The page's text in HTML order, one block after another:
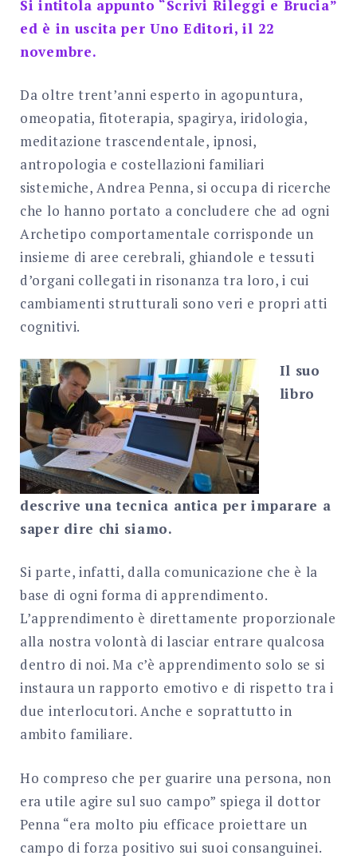
Si intitola appunto “Scrivi Rileggi e Brucia”
ed è in uscita per Uno Editori, il 22
novembre.
Da oltre trent’anni esperto in agopuntura,
omeopatia, fitoterapia, spagirya, iridologia,
meditazione trascendentale, ipnosi,
antropologia e costellazioni familiari
sistemiche, Andrea Penna, si occupa di ricerche
che lo hanno portato a concludere che ad ogni
Archetipo comportamentale corrisponde un
insieme di aree cerebrali, ghiandole e tessuti
d’organi collegati in risonanza tra loro, i cui
cambiamenti strutturali sono veri e propri atti
cognitivi.
Il suo
libro
descrive una tecnica antica per imparare a
saper dire chi siamo.
Si parte, infatti, dalla comunicazione che è la
base di ogni forma di apprendimento.
L’apprendimento è direttamente proporzionale
alla nostra volontà di lasciar entrare qualcosa
dentro di noi. Ma c’è apprendimento solo se si
instaura un rapporto emotivo e di rispetto tra i
due interlocutori. Anche e soprattutto in
ambito familiare.
Ho compreso che per guarire una persona, non
era utile agire sul suo campo” spiega il dottor
Penna “era molto piu efficace proiettare un
campo di forza positivo sui suoi consanguinei.